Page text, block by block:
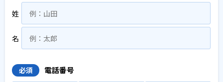
姓
名
必須 電話番号